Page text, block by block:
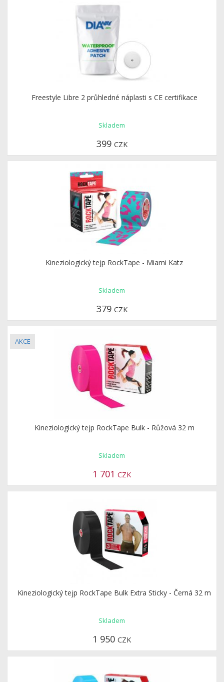
Freestyle Libre 2 průhledné náplasti s CE certifikace
Skladem
399 CZK
Kineziologický tejp RockTape - Miami Katz
Skladem
379 CZK
Kineziologický tejp RockTape Bulk - Růžová 32 m
Skladem
1 701CZK
Kineziologický tejp RockTape Bulk Extra Sticky - Černá 32 m
Skladem
1 950CZK